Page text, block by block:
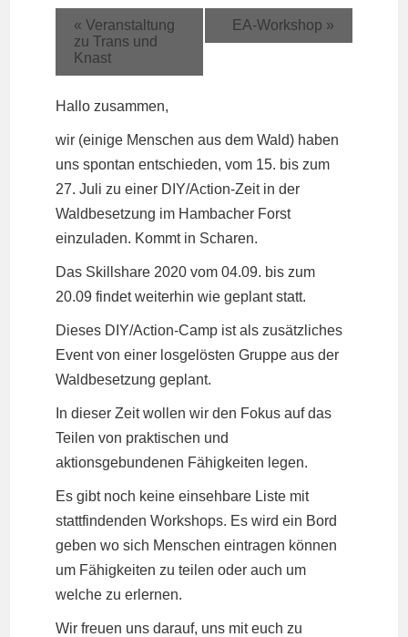
« Veranstaltung
zu Trans und
Knast
EA-Workshop »
Hallo zusammen,
wir (einige Menschen aus dem Wald) haben
uns spontan entschieden, vom 15. bis zum
27. Juli zu einer DIY/Action-Zeit in der
Waldbesetzung im Hambacher Forst
einzuladen. Kommt in Scharen.
Das Skillshare 2020 vom 04.09. bis zum
20.09 findet weiterhin wie geplant statt.
Dieses DIY/Action-Camp ist als zusätzliches
Event von einer losgelösten Gruppe aus der
Waldbesetzung geplant.
In dieser Zeit wollen wir den Fokus auf das
Teilen von praktischen und
aktionsgebundenen Fähigkeiten legen.
Es gibt noch keine einsehbare Liste mit
stattfindenden Workshops. Es wird ein Bord
geben wo sich Menschen eintragen können
um Fähigkeiten zu teilen oder auch um
welche zu erlernen.
Wir freuen uns darauf, uns mit euch zu